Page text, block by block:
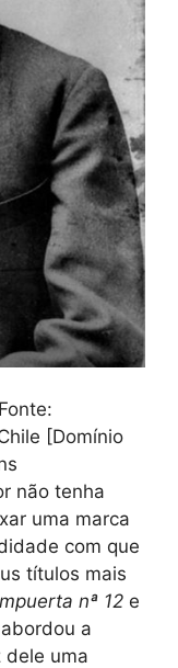
[Domínio
não tenha
uma marca
com que
títulos mais
nª 12 e
a
dele uma